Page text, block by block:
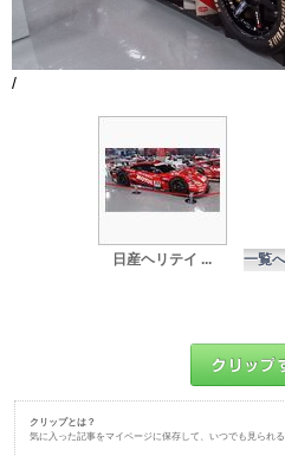
/
日産ヘリテイ ... 一覧へ
クリップとは？
気に入った記事をマイページに保存して、いつでも見られる